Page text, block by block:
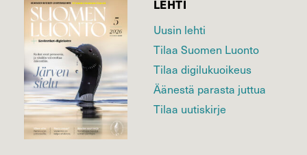
LEHTI
Uusin lehti
Tilaa Suomen Luonto
Tilaa digilukuoikeus
Äänestä parasta juttua
Tilaa uutiskirje